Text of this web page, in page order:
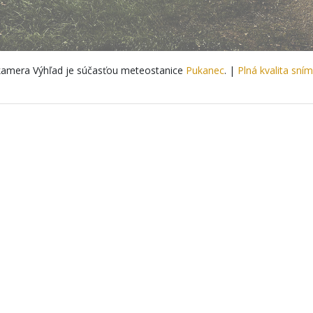
Výhľad je súčasťou meteostanice Pukanec. | Plná kvalita